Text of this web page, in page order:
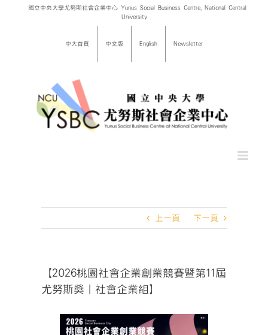
國立中央大學尤努斯社會企業中心 Yunus Social Business Centre, National Central
University
中大首頁 中文版 English Newsletter
上一頁 下一頁
【2026桃園社會企業創業競賽暨第11屆
尤努斯獎｜社會企業組】